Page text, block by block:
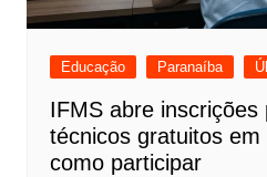
Educação Paranaíba
IFMS abre inscrições
técnicos gratuitos
como participar